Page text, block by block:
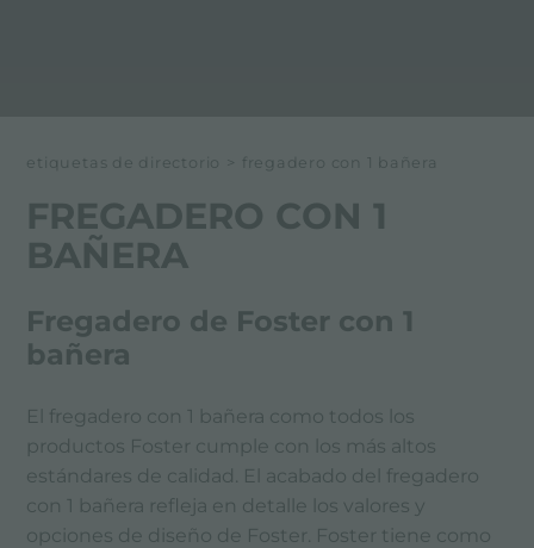
etiquetas de directorio > fregadero con 1 bañera
FREGADERO CON 1
BAÑERA
Fregadero de Foster con 1
bañera
El fregadero con 1 bañera como todos los
productos Foster cumple con los más altos
estándares de calidad. El acabado del fregadero
con 1 bañera refleja en detalle los valores y
opciones de diseño de Foster. Foster tiene como